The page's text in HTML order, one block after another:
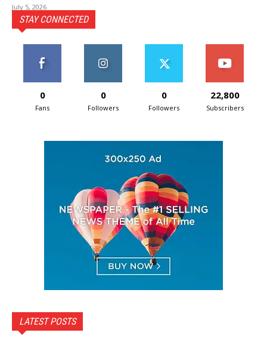
July 5, 2026
STAY CONNECTED
0
Fans
0
Followers
0
Followers
22,800
Subscribers
LATEST POSTS